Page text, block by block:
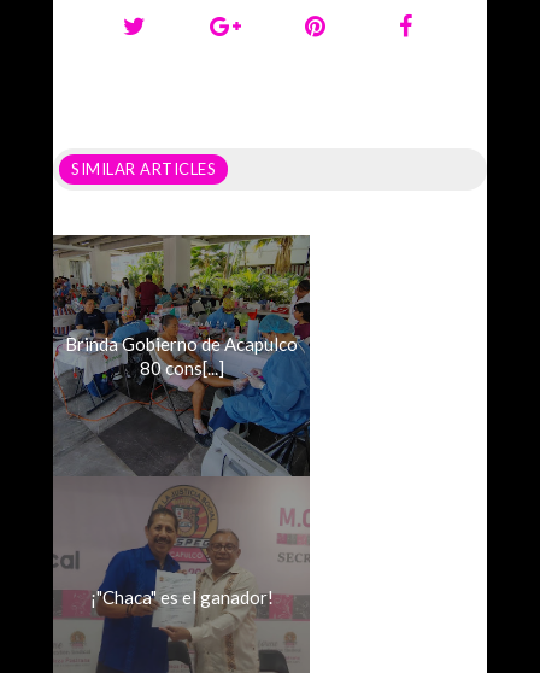
SIMILAR ARTICLES
Brinda Gobierno de Acapulco
80 cons[...]
¡"Chaca" es el ganador!